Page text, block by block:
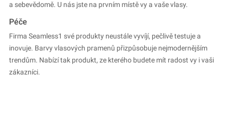
a sebevědomě. U nás jste na prvním místě vy a vaše vlasy.
Péče
Firma Seamless1 své produkty neustále vyvíjí, pečlivě testuje a
inovuje. Barvy vlasových pramenů přizpůsobuje nejmodernějším
trendům. Nabízí tak produkt, ze kterého budete mít radost vy i vaši
zákazníci.